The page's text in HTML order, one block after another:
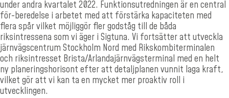
under andra kvartalet 2022. Funktionsutredningen är en central
för-beredelse i arbetet med att förstärka kapaciteten med
flera spår vilket möjliggör fler godståg till de båda
riksintressena som vi äger i Sigtuna. Vi fortsätter att utveckla
järnvägscentrum Stockholm Nord med Rikskombiterminalen
och riksintresset Brista/Arlandajärnvägsterminal med en helt
ny planeringshorisont efter att detaljplanen vunnit laga kraft,
vilket gör att vi kan ta en mycket mer proaktiv roll i
utvecklingen.